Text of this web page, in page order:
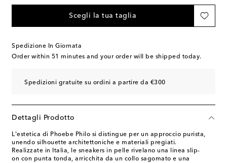
Scegli la tua taglia
Spedizione In Giornata
Order within 51 minutes and your order will be shipped today.
Spedizioni gratuite su ordini a partire da €300
Dettagli Prodotto
L'estetica di Phoebe Philo si distingue per un approccio purista,
unendo silhouette architettoniche e materiali pregiati.
Realizzate in Italia, le sneakers in pelle rivelano una linea slip-
on con punta tonda, arricchita da un collo sagomato e una